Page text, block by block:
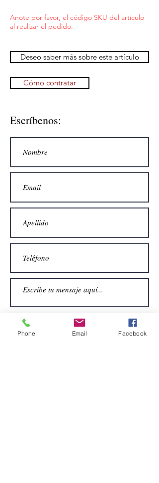
Anote por favor, el código SKU del artículo
al realizar el pedido.
Deseo saber más sobre este artículo
Cómo contratar
Escríbenos:
Enviar
Phone Email Facebook